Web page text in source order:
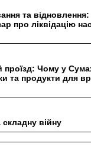
та відновлення:
про ліквідацію
Чому у
та продукти для
складну війну